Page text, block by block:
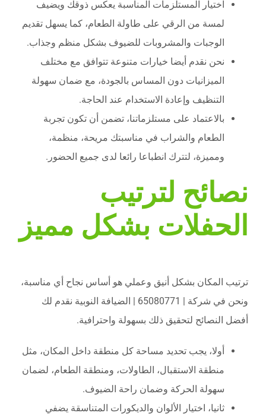
اختيار المستلزمات المناسبة يعكس ذوقك ويضيف
لمسة من الرقي على طاولة الطعام، كما يسهل تقديم
الوجبات والمشروبات للضيوف بشكل منظم وجذاب.
نحن نقدم أيضا خيارات متنوعة تتوافق مع مختلف
الميزانيات دون المساس بالجودة، مع ضمان سهولة
التنظيف وإعادة الاستخدام عند الحاجة.
بالاعتماد على مستلزماتنا، تضمن أن تكون تجربة
الطعام والشراب في مناسبتك مريحة، منظمة،
ومميزة، لتترك انطباعا رائعا لدى جميع الحضور.
نصائح لترتيب
الحفلات بشكل مميز
ترتيب المكان بشكل أنيق وعملي هو أساس نجاح أي مناسبة،
ونحن في شركة | 65080771 | الضيافة النوبية نقدم لك
أفضل النصائح لتحقيق ذلك بسهولة واحترافية.
أولا، يجب تحديد مساحة كل منطقة داخل المكان، مثل
منطقة الاستقبال، الطاولات، ومنطقة الطعام، لضمان
سهولة الحركة وضمان راحة الضيوف.
ثانيا، اختيار الألوان والديكورات المتناسقة يضفي